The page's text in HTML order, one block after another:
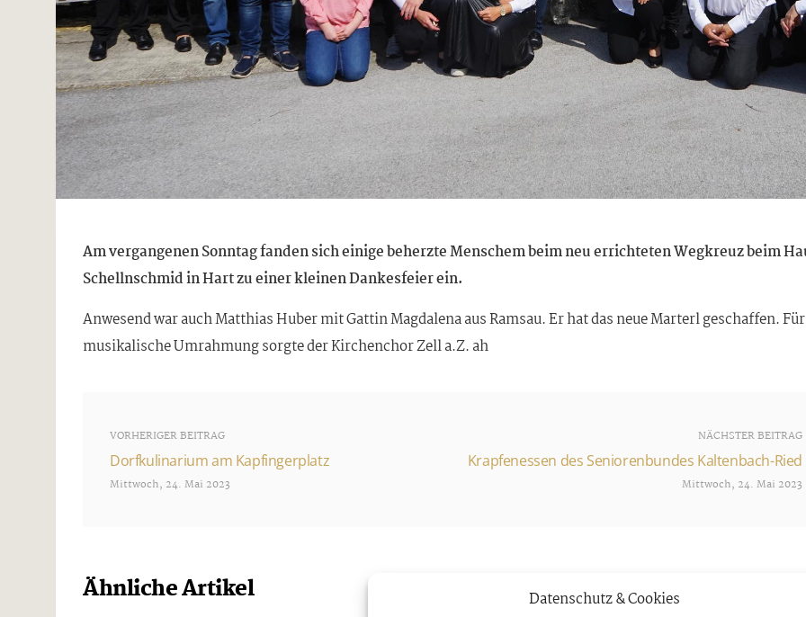
Datenschutz & Cookies
Am vergangenen Sonntag fanden sich einige beherzte Menschem beim neu errichteten Wegkreuz beim
Schellnschmid in Hart zu einer kleinen Dankesfeier ein.
Anwesend war auch Matthias Huber mit Gattin Magdalena aus Ramsau. Er hat das neue Marterl geschaffen.
musikalische Umrahmung sorgte der Kirchenchor Zell a.Z. ah
VORHERIGER BEITRAG
Dorfkulinarium am Kapfingerplatz
Mittwoch, 24. Mai 2023
NÄCHSTER BEITRAG
Krapfenessen des Seniorenbundes Kaltenbach-Ried
Mittwoch, 24. Mai 2023
Ähnliche Artikel